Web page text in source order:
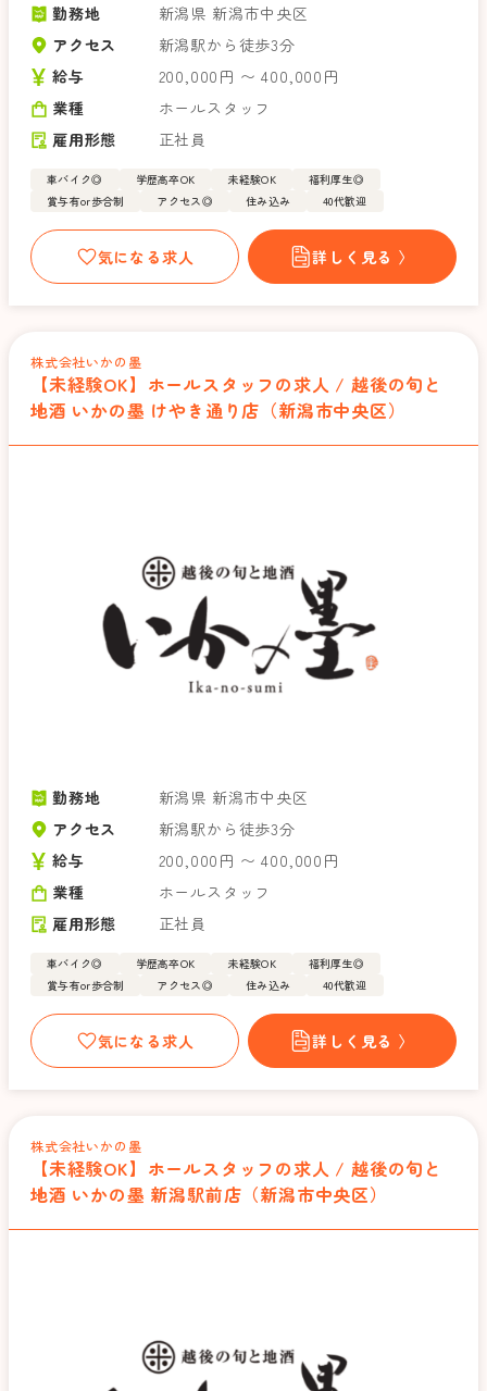
勤務地
新潟県 新潟市中央区
アクセス
新潟駅から徒歩3分
給与
200,000円 〜 400,000円
業種
ホールスタッフ
雇用形態
正社員
車バイク◎ 学歴高卒OK 未経験OK
福利厚生◎
賞与有or歩合制
アクセス◎ 住み込み 40代歓迎
気になる求人 詳しく見る 〉
株式会社いかの墨
【未経験OK】ホールスタッフの求人 / 越後の旬と
地酒 いかの墨 けやき通り店（新潟市中央区）
勤務地
新潟県 新潟市中央区
アクセス
新潟駅から徒歩3分
給与
200,000円 〜 400,000円
業種
ホールスタッフ
雇用形態
正社員
車バイク◎ 学歴高卒OK 未経験OK
福利厚生◎
賞与有or歩合制
アクセス◎ 住み込み 40代歓迎
気になる求人 詳しく見る 〉
株式会社いかの墨
【未経験OK】ホールスタッフの求人 / 越後の旬と
地酒 いかの墨 新潟駅前店（新潟市中央区）